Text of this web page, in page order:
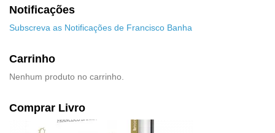
Notificações
Subscreva as Notificações de Francisco Banha
Carrinho
Nenhum produto no carrinho.
Comprar Livro